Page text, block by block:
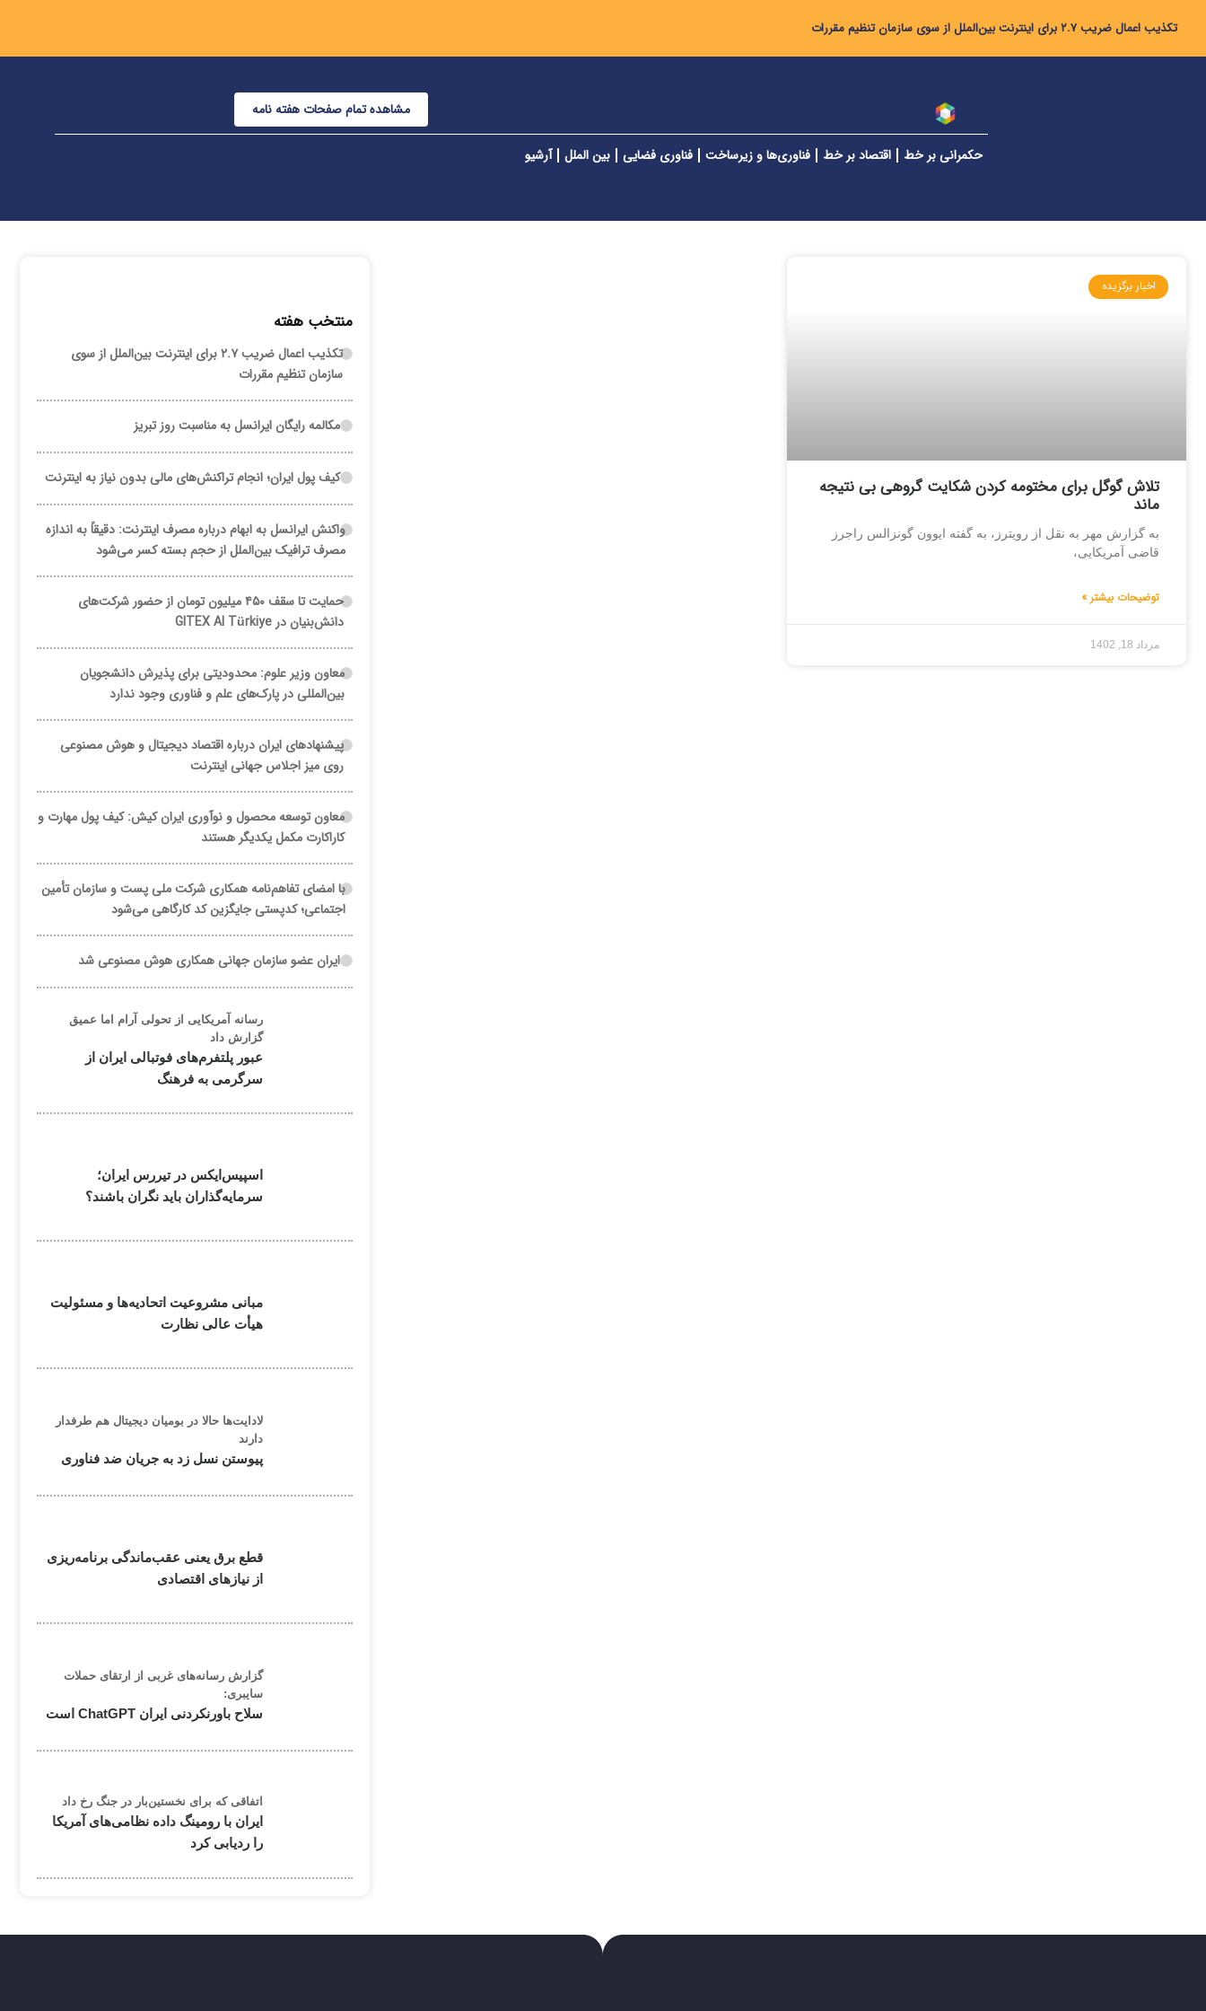
تکذیب اعمال ضریب ۲.۷ برای اینترنت بین‌الملل از سوی سازمان تنظیم مقررات
مشاهده تمام صفحات هفته نامه
حکمرانی بر خط اقتصاد بر خط فناوری‌ها و زیرساخت فناوری فضایی بین الملل آرشیو
اخبار برگزیده
تلاش گوگل برای مختومه کردن شکایت گروهی بی نتیجه
ماند
به گزارش مهر به نقل از رویترز، به گفته ایوون گونزالس راجرز
قاضی آمریکایی،
توضیحات بیشتر »
مرداد 18, 1402
منتخب هفته
تکذیب اعمال ضریب ۲.۷ برای اینترنت بین‌الملل از سوی
سازمان تنظیم مقررات
مکالمه رایگان ایرانسل به مناسبت روز تبریز
کیف پول ایران؛ انجام تراکنش‌های مالی بدون نیاز به اینترنت
واکنش ایرانسل به ابهام درباره مصرف اینترنت: دقیقاً به اندازه
مصرف ترافیک بین‌الملل از حجم بسته کسر می‌شود
حمایت تا سقف ۴۵۰ میلیون تومان از حضور شرکت‌های
دانش‌بنیان در GITEX AI Türkiye
معاون وزیر علوم: محدودیتی برای پذیرش دانشجویان
بین‌المللی در پارک‌های علم و فناوری وجود ندارد
پیشنهادهای ایران درباره اقتصاد دیجیتال و هوش مصنوعی
روی میز اجلاس جهانی اینترنت
معاون توسعه محصول و نوآوری ایران کیش: کیف پول مهارت و
کاراکارت مکمل یکدیگر هستند
با امضای تفاهم‌نامه همکاری شرکت ملی پست و سازمان تأمین
اجتماعی؛ کدپستی جایگزین کد کارگاهی می‌شود
ایران عضو سازمان جهانی همکاری هوش مصنوعی شد
رسانه آمریکایی از تحولی آرام اما عمیق
گزارش داد
عبور پلتفرم‌های فوتبالی ایران از
سرگرمی به فرهنگ
اسپیس‌ایکس در تیررس ایران؛
سرمایه‌گذاران باید نگران باشند؟
مبانی مشروعیت اتحادیه‌ها و مسئولیت
هیأت عالی نظارت
لادایت‌ها حالا در بومیان دیجیتال هم طرفدار
دارند
پیوستن نسل زد به جریان ضد فناوری
قطع برق یعنی عقب‌ماندگی برنامه‌ریزی
از نیازهای اقتصادی
گزارش رسانه‌های غربی از ارتقای حملات
سایبری:
سلاح باورنکردنی ایران ChatGPT است
اتفاقی که برای نخستین‌بار در جنگ رخ داد
ایران با رومینگ داده نظامی‌های آمریکا
را ردیابی کرد